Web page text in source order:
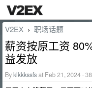
V2EX › 职场话题
薪资按原工资
益发放
Byklkkkssfsat Feb 21, 2024 ·